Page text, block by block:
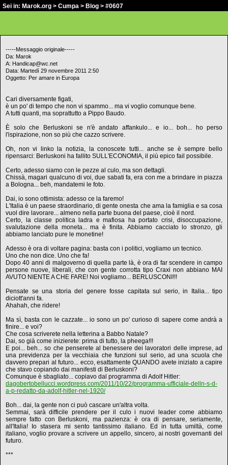
Sei in: Marok.org > Cumpa > Blog > #0607
-----Messaggio originale-----
Da: Marok
A: Handicap@wc.net
Data: Martedì 29 novembre 2011 2:50
Oggetto: Per amare in Europa
Cari diversamente figati,
è un po' di tempo che non vi spammo... ma vi voglio comunque bene.
A tutti quanti, ma soprattutto a Pippo Baudo.
È solo che Berluskoni se n'è andato affankulo... e io... boh... ho perso
l'ispirazione, non so più che cazzo scrivere.
Oh, non vi linko la notizia, la conoscete tutti... anche se è sempre bello
ripensarci: Berluskoni ha fallito SULL'ECONOMIA, il più epico fail possibile.
Certo, adesso siamo con le pezze al culo, ma son dettagli.
Chissà, magari qualcuno di voi, due sabati fa, era con me a brindare in piazza
a Bologna... beh, mandatemi le foto.
Dai, io sono ottimista: adesso ce la faremo!
L'Italia è un paese straordinario, di gente onesta che ama la famiglia e sa cosa
vuol dire lavorare... almeno nella parte buona del paese, cioè il nord.
Certo, la classe politica ladra e mafiosa ha portato crisi, disoccupazione,
svalutazione della moneta... ma è finita. Abbiamo cacciato lo stronzo, gli
abbiamo lanciato pure le monetine!
Adesso è ora di voltare pagina: basta con i politici, vogliamo un tecnico.
Uno che non dice. Uno che fa!
Dopo 40 anni di malgoverno di quella parte là, è ora di far scendere in campo
persone nuove, liberali, che con gente corrotta tipo Craxi non abbiano MAI
AVUTO NIENTE A CHE FARE! Noi vogliamo... BERLUSCONI!!!
Pensate se una storia del genere fosse capitata sul serio, in Italia... tipo
diciott'anni fa.
Ahahah, che ridere!
Ma sì, basta con le cazzate... io sono un po' curioso di sapere come andrà a
finire... e voi?
Che cosa scriverete nella letterina a Babbo Natale?
Dai, so già come inizierete: prima di tutto, la pheega!!!
E poi... beh... so che penserete al benessere dei lavoratori delle imprese, ad
una previdenza per la vecchiaia che funzioni sul serio, ad una scuola che
davvero prepari al futuro... ecco, esattamente QUANDO avete iniziato a capire
che stavo copiando dai manifesti di Berluskoni?
Comunque è sbagliato... copiavo dal programma di Adolf Hitler:
dagobertobellucci.wordpress.com/2011/10/22/programma-ufficiale-delln-s-d-
a-p-redatto-da-adolf-hitler-nel-1920/
Boh... dai, la gente non ci può cascare un'altra volta.
Semmai, sarà difficile prendere per il culo i nuovi leader come abbiamo
sempre fatto con Berluskoni, ma pazienza: è ora di pensare, seriamente,
all'Italia! Io stasera mi sento tantissimo italiano. Ed in tutta umiltà, come
italiano, voglio provare a scrivere un appello, sincero, ai nostri governanti del
futuro.
***